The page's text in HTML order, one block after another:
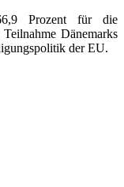
Prozent für die
Dänemarks
der EU.